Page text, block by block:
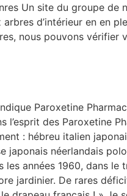
Un site du groupe de
d’intérieur en en
nous pouvons vérifier
Paroxetine
des Paroxetine
: hébreu italien
japonais néerlandais
les années 1960, dans le
jardinier. De rares